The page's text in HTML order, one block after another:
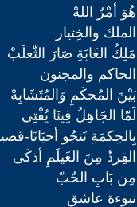
هُوَ أمْرُ اللهْ
الملك والخِتيار
مَلِكُ الغَابَةِ صَارَ الثّعلَبْ
الحاكم والمجنون
بَيْنَ المُحكَمِ وَالمُتَشَابِهْ
لَمّا الجَاهِلُ فِينَا يُفْتِي
بِالحِكمَةِ تَنجُو أحيَانَا-
القِردُ مِنَ الغَيلَمِ أذكَى
مِن بَابِ الحُبّ
نبوءة عاشق